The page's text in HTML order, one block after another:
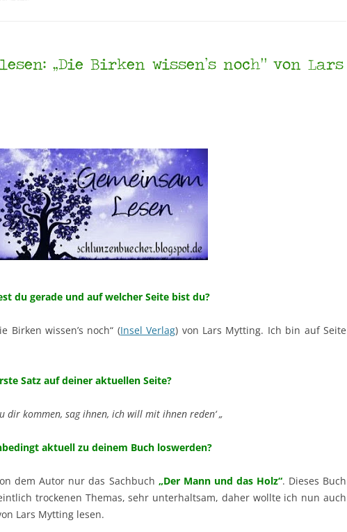
lesen: „Die Birken wissen’s noch“ von Lars
du gerade und auf welcher Seite bist du?
Birken wissen’s noch“ (Insel Verlag) von Lars Mytting. Ich bin auf Seite
Satz auf deiner aktuellen Seite?
dir kommen, sag ihnen, ich will mit ihnen reden‘ „
aktuell zu deinem Buch loswerden?
dem Autor nur das Sachbuch „Der Mann und das Holz“. Dieses Buch
trockenen Themas, sehr unterhaltsam, daher wollte ich nun auch
Lars Mytting lesen.